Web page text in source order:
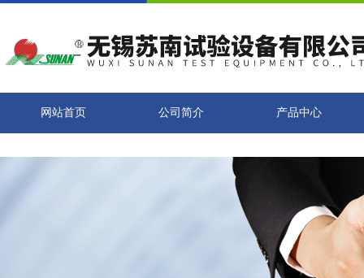
网站首页 公司简介 产品中心